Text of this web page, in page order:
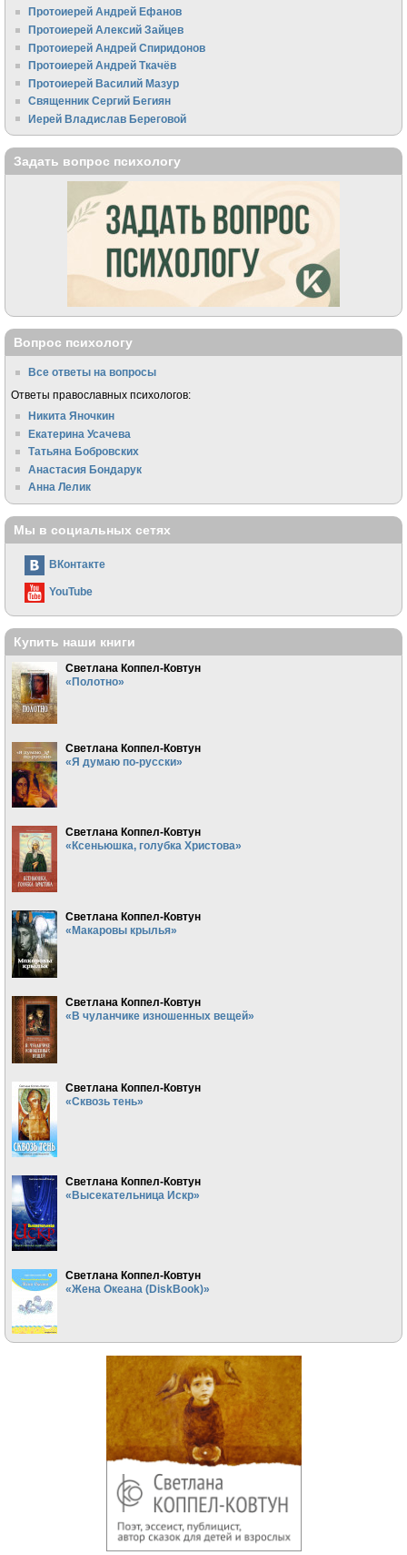
Протоиерей Андрей Ефанов
Протоиерей Алексий Зайцев
Протоиерей Андрей Спиридонов
Протоиерей Андрей Ткачёв
Протоиерей Василий Мазур
Священник Сергий Бегиян
Иерей Владислав Береговой
Задать вопрос психологу
Вопрос психологу
Все ответы на вопросы
Ответы православных психологов:
Никита Яночкин
Екатерина Усачева
Татьяна Бобровских
Анастасия Бондарук
Анна Лелик
Мы в социальных сетях
ВКонтакте
YouTube
Купить наши книги
Светлана Коппел-Ковтун
«Полотно»
Светлана Коппел-Ковтун
«Я думаю по-русски»
Светлана Коппел-Ковтун
«Ксеньюшка, голубка Христова»
Светлана Коппел-Ковтун
«Макаровы крылья»
Светлана Коппел-Ковтун
«В чуланчике изношенных вещей»
Светлана Коппел-Ковтун
«Сквозь тень»
Светлана Коппел-Ковтун
«Высекательница Искр»
Светлана Коппел-Ковтун
«Жена Океана (DiskBook)»